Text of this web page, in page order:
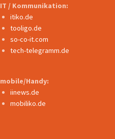
IT / Kommunikation:
itiko.de
tooligo.de
so-co-it.com
tech-telegramm.de
mobile/Handy:
iinews.de
mobiliko.de